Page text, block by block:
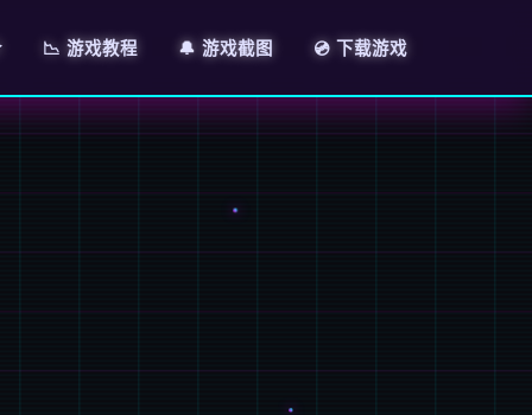
📉 游戏教程 🔔 游戏截图 💿 下载游戏